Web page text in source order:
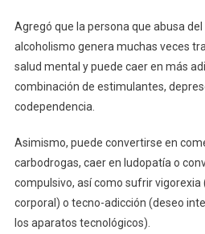
Agregó que la persona que abusa del
alcoholismo genera muchas veces
salud mental y puede caer en más
combinación de estimulantes,
codependencia.
Asimismo, puede convertirse en
carbodrogas, caer en ludopatía o
compulsivo, así como sufrir
corporal) o tecno-adicción (deseo
los aparatos tecnológicos).